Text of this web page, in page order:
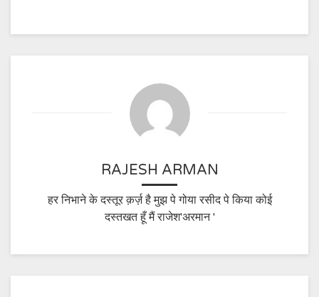
RAJESH ARMAN
हर निभाने के दस्तूर क़र्ज़ है मुझ पे गोया रसीद पे किया कोई
दस्तखत हूँ मैं राजेश'अरमान '